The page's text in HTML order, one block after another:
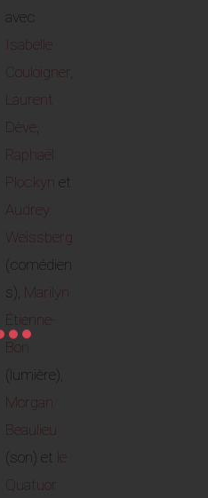
avec
Isabelle
Couloigner
Laurent
Dève
Raphaël
Plockyn et
Audrey
Weissberg
(comédien
s), Marilyn
Étienne-
Bon
(lumière),
Morgan
Beaulieu
(son) et le
Quatuor